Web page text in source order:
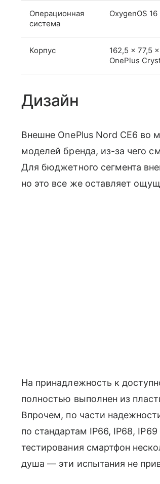
Операционная
система
OxygenOS
Корпус
162,5 x 77,5
OnePlus
Дизайн
Внешне OnePlus Nord CE6 во
моделей бренда, из-за чего
Для бюджетного сегмента
но это все же оставляет
На принадлежность к
полностью выполнен из
Впрочем, по части
по стандартам IP66, IP68,
тестирования смартфон
душа — эти испытания не